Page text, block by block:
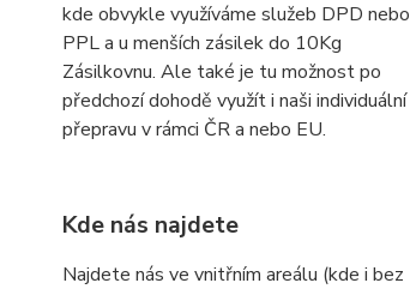
kde obvykle využíváme služeb DPD nebo
PPL a u menších zásilek do 10Kg
Zásilkovnu. Ale také je tu možnost po
předchozí dohodě využít i naši individuální
přepravu v rámci ČR a nebo EU.
Kde nás najdete
Najdete nás ve vnitřním areálu (kde i bez